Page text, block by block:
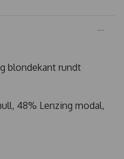
blondekant rundt
48% Lenzing modal,